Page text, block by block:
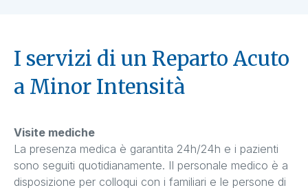
I servizi di un Reparto Acuto
a Minor Intensità
Visite mediche
La presenza medica è garantita 24h/24h e i pazienti
sono seguiti quotidianamente. Il personale medico è a
disposizione per colloqui con i familiari e le persone di